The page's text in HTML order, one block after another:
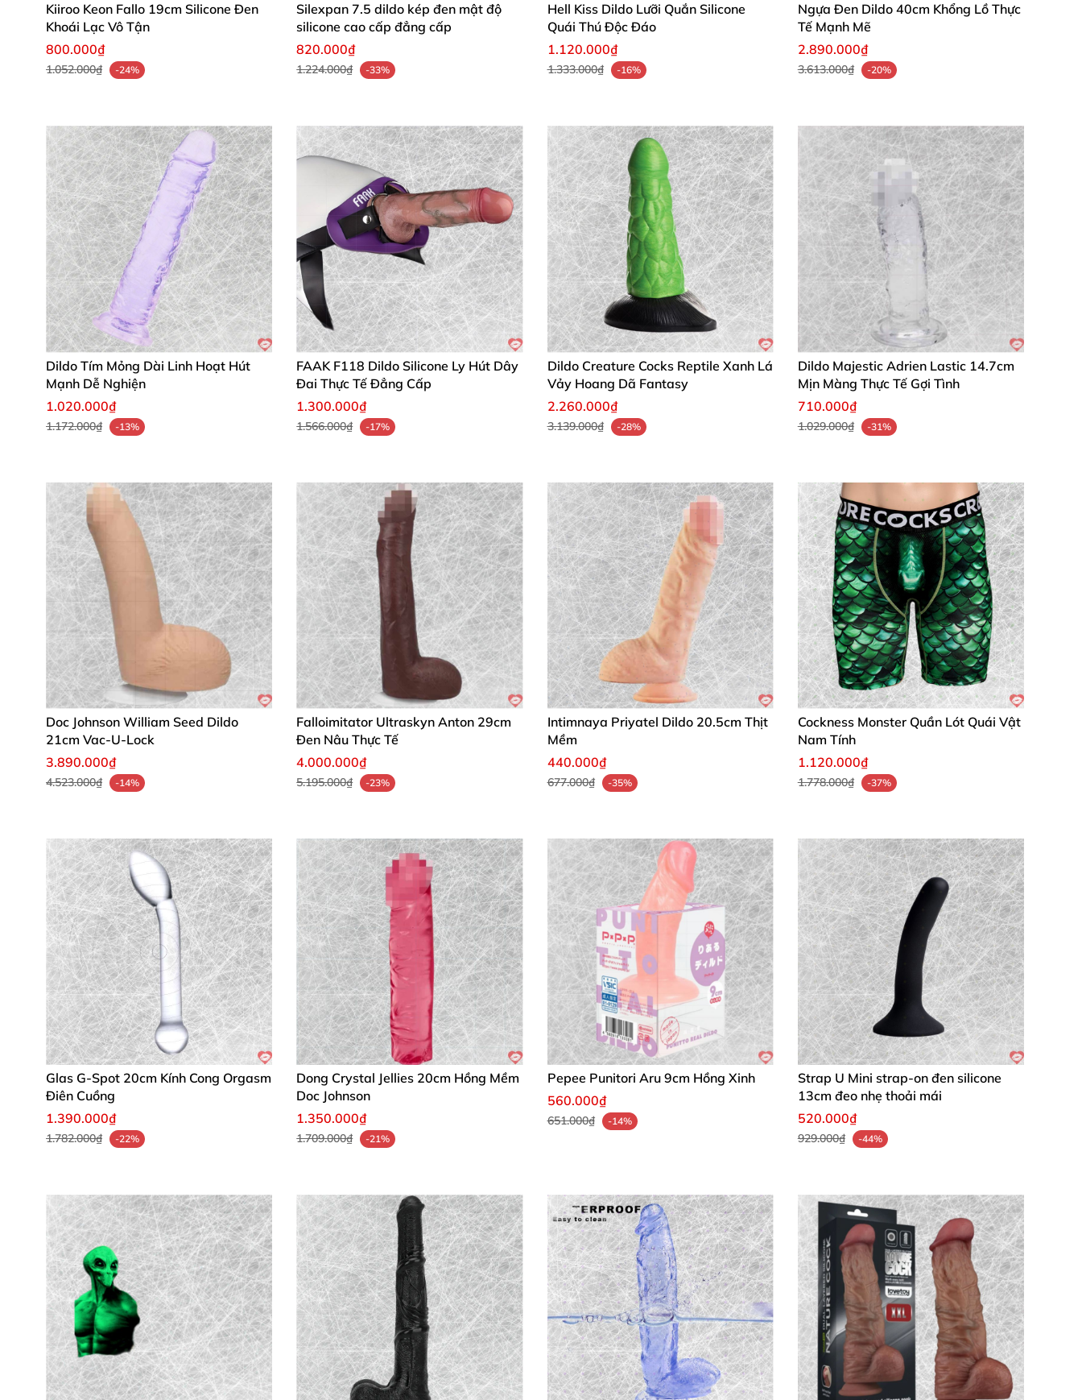
X Ray Strap-on Tây Ban Nhamang đến vô vàn lợi ích, từ kích thích điểm G mạnh mẽ đến khám phá tư thế mới lạ . Chất liệu an toàn, dễ vệ sinh bằng
nước ấm
và xà phòng dịu nhẹ , dùng lâu dài không phai màu . Phù hợp cho người mới bắt đầu lẫn "cao thủ" , giúp tăng cường sự gần gũi
hiệu quả.
Nhận Xét Từ Khách Hàng Đã Mua ⭐⭐⭐⭐⭐
Lan Anh (Hà Nội): "Sản phẩm strap-on X Ray tuyệt vời, chất liệu mềm mại như thật, đeo thoải mái suốt buổi . Chồng tôivà tôi giờ nghiện luôn,
khoái cảm tăng gấp bội!"
Minh Quân (TP.HCM): "Thông số 18.5cm vừa khít, cảm giác sử dụng siêu đỉnh, an toànvà tiện lợi. Đáng tiền trăm phần trăm , giao hàng nhanh
chóng!"
Hương Giang (Đà Nẵng): "Thiết kế Tây Ban Nhaquá thực tế , êm ái cho cả hai bên. Dùng vài lần là nghiện, chất lượng vượt mong đợi!"
Mua ngay X Ray Strap-on Đeo 18.5cmđể biếnmọi khoảnh khắc thành đỉnh cao khoái lạc! Đặt hàng hôm nay từ chúng tôivà nhận trải nghiệm tình
yêu đỉnh cao
Kiiroo Keon Fallo 19cm Silicone Đen
Khoái Lạc Vô Tận
800.000₫
1.052.000₫ -24%
Silexpan 7.5 dildo kép đen mật độ
silicone cao cấp đẳng cấp
820.000₫
1.224.000₫ -33%
Hell Kiss Dildo Lưỡi Quắn Silicone
Quái Thú Độc Đáo
1.120.000₫
1.333.000₫ -16%
Ngựa Đen Dildo 40cm Khổng Lồ Thực
Tế Mạnh Mẽ
2.890.000₫
3.613.000₫ -20%
Dildo Tím Mỏng Dài Linh Hoạt Hút
Mạnh Dễ Nghiện
1.020.000₫
1.172.000₫ -13%
FAAK F118 Dildo Silicone Ly Hút Dây
Đai Thực Tế Đẳng Cấp
1.300.000₫
1.566.000₫ -17%
Dildo Creature Cocks Reptile Xanh Lá
Vảy Hoang Dã Fantasy
2.260.000₫
3.139.000₫ -28%
Dildo Majestic Adrien Lastic 14.7cm
Mịn Màng Thực Tế Gợi Tình
710.000₫
1.029.000₫ -31%
Doc Johnson William Seed Dildo
21cm Vac-U-Lock
3.890.000₫
4.523.000₫ -14%
Falloimitator Ultraskyn Anton 29cm
Đen Nâu Thực Tế
4.000.000₫
5.195.000₫ -23%
Intimnaya Priyatel Dildo 20.5cm Thịt
Mềm
440.000₫
677.000₫ -35%
Cockness Monster Quần Lót Quái Vật
Nam Tính
1.120.000₫
1.778.000₫ -37%
Glas G-Spot 20cm Kính Cong Orgasm
Điên Cuồng
1.390.000₫
1.782.000₫ -22%
Dong Crystal Jellies 20cm Hồng Mềm
Doc Johnson
1.350.000₫
1.709.000₫ -21%
Pepee Punitori Aru 9cm Hồng Xinh
560.000₫
651.000₫ -14%
Strap U Mini strap-on đen silicone
13cm đeo nhẹ thoải mái
520.000₫
929.000₫ -44%